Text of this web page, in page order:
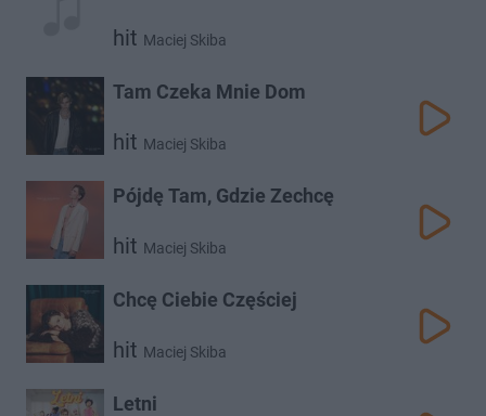
hit Maciej Skiba
Tam Czeka Mnie Dom
hit Maciej Skiba
Pójdę Tam, Gdzie Zechcę
hit Maciej Skiba
Chcę Ciebie Częściej
hit Maciej Skiba
Letni